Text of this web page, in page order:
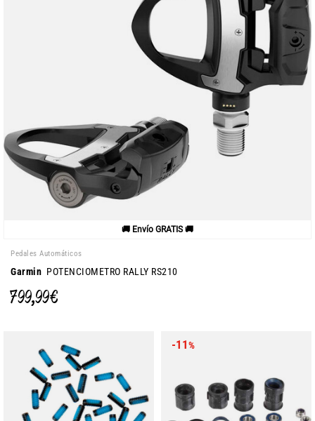
🚚 Envío GRATIS 🚚
Pedales Automáticos
Garmin POTENCIOMETRO RALLY RS210
799,99 €
-11%